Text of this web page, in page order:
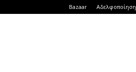
Bazaar Αδελφοποίηση